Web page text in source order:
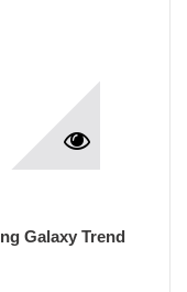
Galaxy Trend